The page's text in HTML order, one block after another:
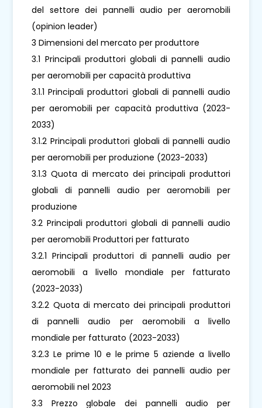
del settore dei pannelli audio per aeromobili
(opinion leader)
3 Dimensioni del mercato per produttore
3.1 Principali produttori globali di pannelli audio
per aeromobili per capacità produttiva
3.1.1 Principali produttori globali di pannelli audio
per aeromobili per capacità produttiva (2023-
2033)
3.1.2 Principali produttori globali di pannelli audio
per aeromobili per produzione (2023-2033)
3.1.3 Quota di mercato dei principali produttori
globali di pannelli audio per aeromobili per
produzione
3.2 Principali produttori globali di pannelli audio
per aeromobili Produttori per fatturato
3.2.1 Principali produttori di pannelli audio per
aeromobili a livello mondiale per fatturato
(2023-2033)
3.2.2 Quota di mercato dei principali produttori
di pannelli audio per aeromobili a livello
mondiale per fatturato (2023-2033)
3.2.3 Le prime 10 e le prime 5 aziende a livello
mondiale per fatturato dei pannelli audio per
aeromobili nel 2023
3.3 Prezzo globale dei pannelli audio per